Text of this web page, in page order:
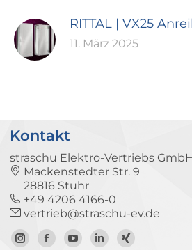
RITTAL | VX25
11. März 2025
Kontakt
straschu Elektro-Vertriebs
Mackenstedter Str. 9
28816 Stuhr
+49 4206 4166-0
vertrieb@straschu-ev.de
ZumZur
ZumZumZum